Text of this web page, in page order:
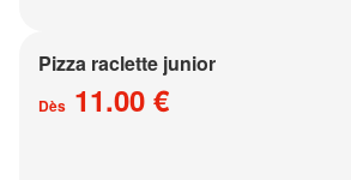
Pizza raclette junior
Dès 11.00 €